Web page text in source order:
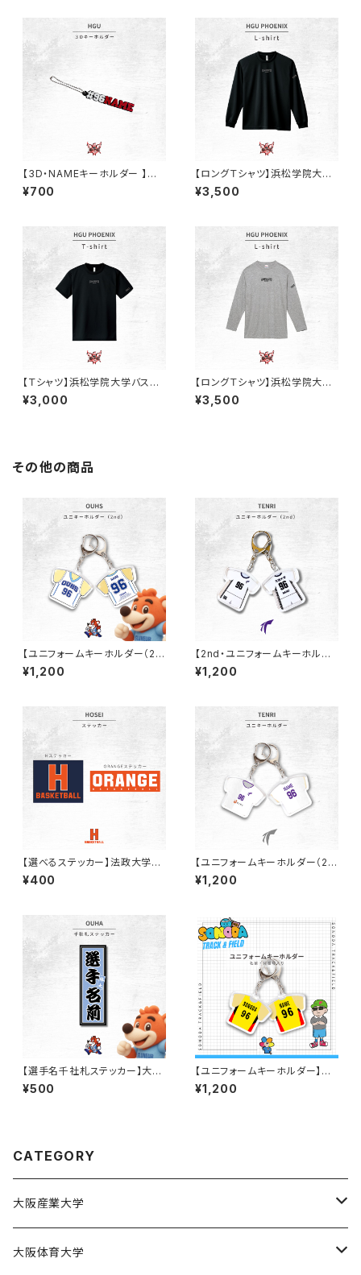
【3D・NAMEキーホルダー 】浜
松学院大学バスケ部
¥700
【ロングＴシャツ】浜松学院大学
バスケ部/（ブラック/ドライ）
¥3,500
【Ｔシャツ】浜松学院大学バスケ
部/（ブラック/ドライ）
¥3,000
【ロングＴシャツ】浜松学院大学
バスケ部/（グレー/綿）
¥3,500
その他の商品
【ユニフォームキーホルダー（2n
d）】大阪体育大学女子バスケ部
¥1,200
【2nd・ユニフォームキーホルダ
ー】天理大学男子バレー部
¥1,200
【選べるステッカー】法政大学バ
スケ部
¥400
【ユニフォームキーホルダー（2n
d）】天理大学女子ハンド部
¥1,200
【選手名千社札ステッカー】大阪
体育大学女子バスケ部
¥500
【ユニフォームキーホルダー】園
田学園大学 陸上部
¥1,200
CATEGORY
大阪産業大学
大阪産業大学バスケットボール部
大阪体育大学